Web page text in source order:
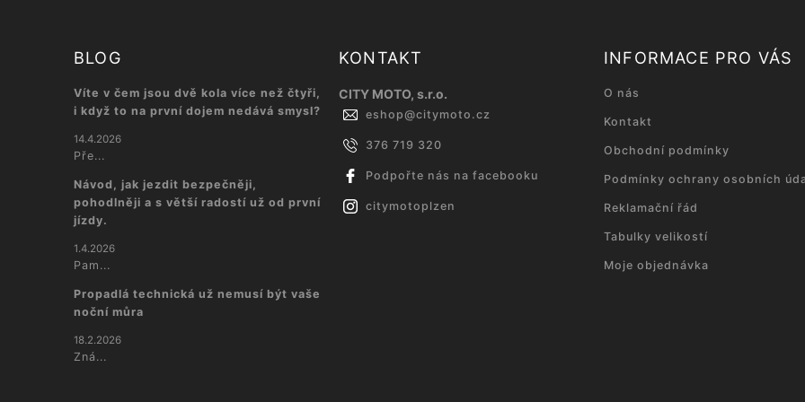
BLOG
Víte v čem jsou dvě kola více než čtyři,
i když to na první dojem nedává smysl?
14.4.2026
Pře...
Návod, jak jezdit bezpečněji,
pohodlněji a s větší radostí už od první
jízdy.
1.4.2026
Pam...
Propadlá technická už nemusí být vaše
noční můra
18.2.2026
Zná...
KONTAKT
CITY MOTO, s.r.o.
eshop@citymoto.cz
376 719 320
Podpořte nás na facebooku
citymotoplzen
INFORMACE PRO VÁS
O nás
Kontakt
Obchodní podmínky
Podmínky ochrany osobních
Reklamační řád
Tabulky velikostí
Moje objednávka